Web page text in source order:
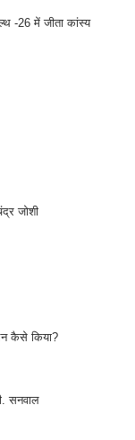
-26 में जीता कांस्य
जोशी
कैसे किया?
सनवाल